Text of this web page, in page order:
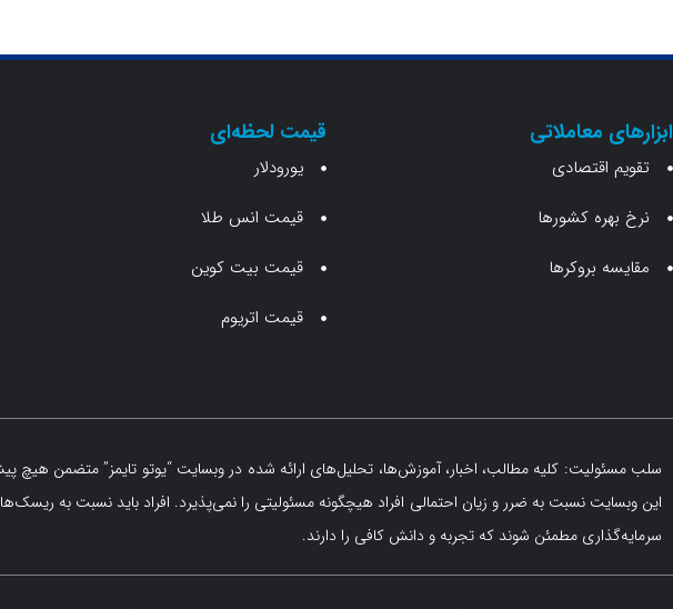
ابزارهای معاملاتی
تقویم اقتصادی
نرخ بهره کشورها
مقایسه بروکرها
قیمت لحظه‌ای
یورودلار
قیمت انس طلا
قیمت بیت کوین
قیمت اتریوم
سلب مسئولیت: کلیه مطالب، اخبار، آموزش‌ها، تحلیل‌های ارائه شده در وبسایت “یوتو تایمز” متضمن هیچ
این وبسایت نسبت به ضرر و زیان احتمالی افراد هیچگونه مسئولیتی را نمی‌پذیرد. افراد باید نسبت به
سرمایه‌گذاری مطمئن شوند که تجربه و دانش کافی را دارند.